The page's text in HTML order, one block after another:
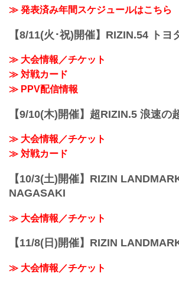
会場
JR京浜東北線・JR
宮線・高崎線）「
事前番組
日付 時間 放送・配
12/20（月） 20:30
≫ 発表済み年間スケジュールはこちら
【8/11(火･祝)開催】RIZIN.54 トヨ
≫ 大会情報／チケット
≫ 対戦カード
≫ PPV配信情報
【9/10(木)開催】超RIZIN.5 浪速の
≫ 大会情報／チケット
≫ 対戦カード
【10/3(土)開催】RIZIN
NAGASAKI
≫ 大会情報／チケット
【11/8(日)開催】RIZIN
≫ 大会情報／チケット